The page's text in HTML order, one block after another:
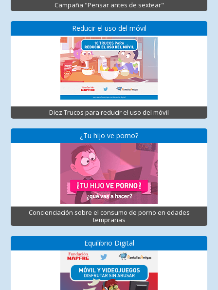
Campaña "Pensar antes de sextear"
Reducir el uso del móvil
Diez Trucos para reducir el uso del móvil
¿Tu hijo ve porno?
Concienciación sobre el consumo de porno en edades
tempranas
Equilibrio Digital